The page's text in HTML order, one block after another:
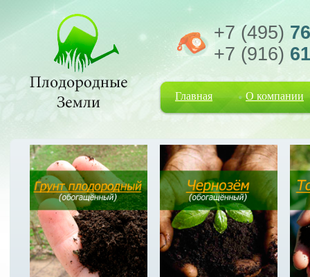
+7 (495)
+7 (916)
Главная О компании